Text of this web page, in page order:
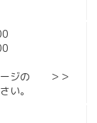
ージの ＞＞
。